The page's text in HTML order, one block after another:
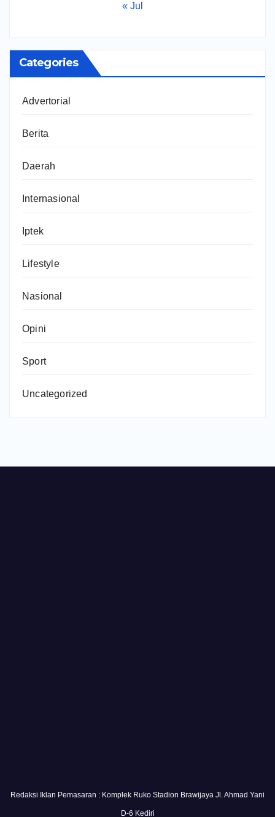
« Jul
Categories
Advertorial
Berita
Daerah
Internasional
Iptek
Lifestyle
Nasional
Opini
Sport
Uncategorized
Redaksi Iklan Pemasaran : Komplek Ruko Stadion Brawijaya Jl. Ahmad Yani
D-6 Kediri